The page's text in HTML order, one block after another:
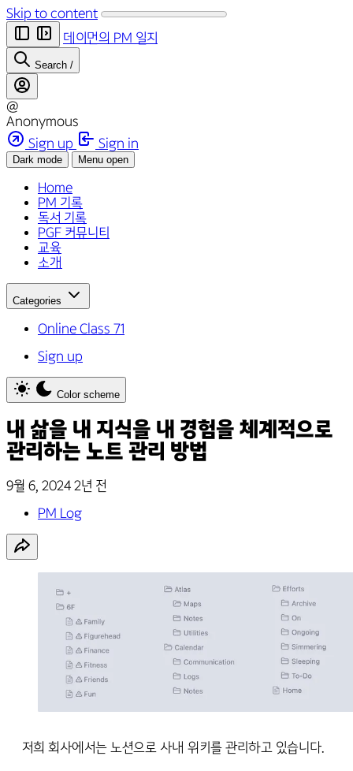
Skip to content
데이먼의 PM 일지
Search /
@
Anonymous
Sign up
Sign in
Dark mode Menu open
Home
PM 기록
독서 기록
PGF 커뮤니티
교육
소개
Categories
Online Class 71
Sign up
Color scheme
내 삶을 내 지식을 내 경험을 체계적으로
관리하는 노트 관리 방법
9월 6, 2024 2년 전
PM Log
저희 회사에서는 노션으로 사내 위키를 관리하고 있습니다.